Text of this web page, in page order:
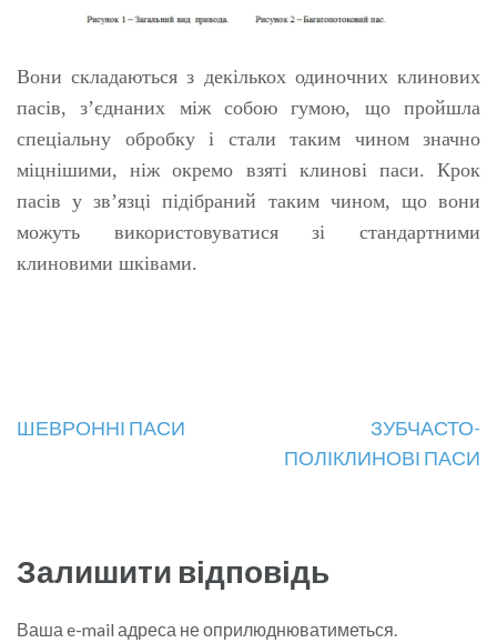
Вони складаються з декількох одиночних клинових
пасів, з’єднаних між собою гумою, що пройшла
спеціальну обробку і стали таким чином значно
міцнішими, ніж окремо взяті клинові паси. Крок
пасів у зв’язці підібраний таким чином, що вони
можуть використовуватися зі стандартними
клиновими шківами.
Навігація
ШЕВРОННІ ПАСИ
ЗУБЧАСТО-
ПОЛІКЛИНОВІ ПАСИ
Залишити відповідь
Ваша e-mail адреса не оприлюднюватиметься.